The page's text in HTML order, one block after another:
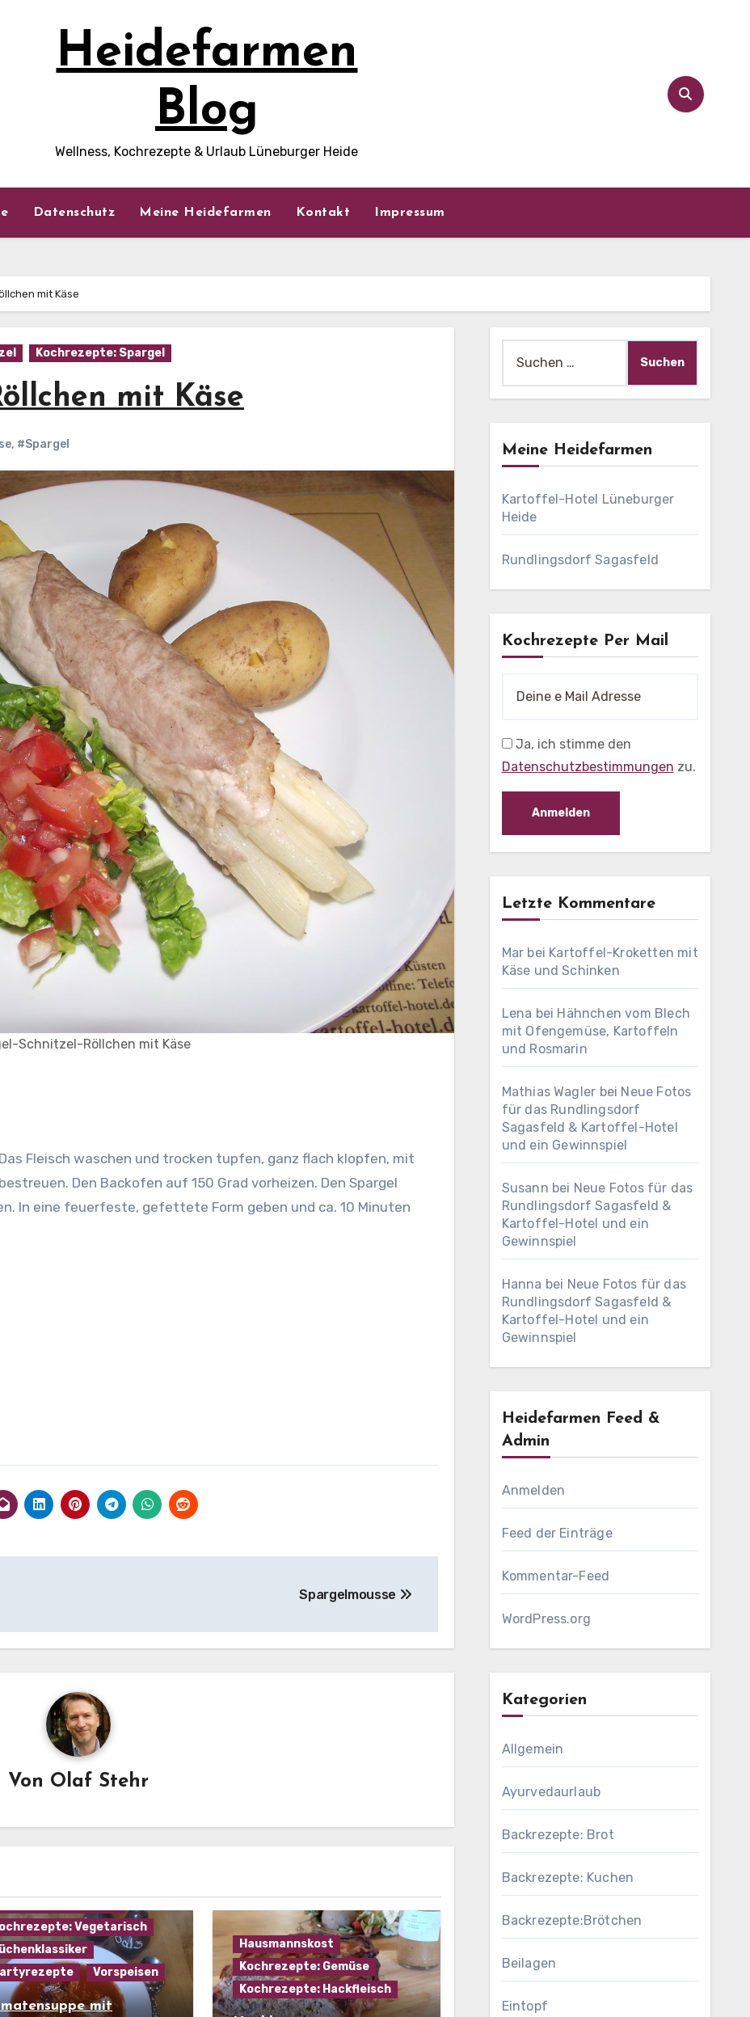
Heidefarmen
Blog
Wellness, Kochrezepte & Urlaub Lüneburger Heide
Datenschutz Meine Heidefarmen Kontakt Impressum
mit Käse
Kochrezepte: Spargel
mit Käse
, #Spargel
Schnitzel-Röllchen mit Käse
Fleisch waschen und trocken tupfen, ganz flach klopfen, mit
Den Backofen auf 150 Grad vorheizen. Den Spargel
In eine feuerfeste, gefettete Form geben und ca. 10 Minuten
Spargelmousse
Von Olaf Stehr
Vegetarisch
Vorspeisen
mit
Hausmannskost
Kochrezepte: Gemüse
Kochrezepte: Hackfleisch
nach:
Meine Heidefarmen
Kartoffel-Hotel Lüneburger
Heide
Rundlingsdorf Sagasfeld
Kochrezepte Per Mail
Ja, ich stimme den
Datenschutzbestimmungen zu.
Letzte Kommentare
Mar bei Kartoffel-Kroketten mit
Käse und Schinken
Lena bei Hähnchen vom Blech
mit Ofengemüse, Kartoffeln
und Rosmarin
Mathias Wagler bei Neue Fotos
für das Rundlingsdorf
Sagasfeld & Kartoffel-Hotel
und ein Gewinnspiel
Susann bei Neue Fotos für das
Rundlingsdorf Sagasfeld &
Kartoffel-Hotel und ein
Gewinnspiel
Hanna bei Neue Fotos für das
Rundlingsdorf Sagasfeld &
Kartoffel-Hotel und ein
Gewinnspiel
Heidefarmen Feed &
Admin
Anmelden
Feed der Einträge
Kommentar-Feed
WordPress.org
Kategorien
Allgemein
Ayurvedaurlaub
Backrezepte: Brot
Backrezepte: Kuchen
Backrezepte:Brötchen
Beilagen
Eintopf